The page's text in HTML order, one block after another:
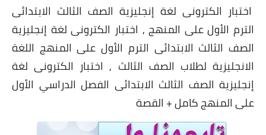
اختبار الكترونى لغة إنجليزية الصف الثالث الابتدائى
الترم الأول على المنهج , اختبار الكترونى لغة إنجليزية
الصف الثالث الابتدائى الترم الأول على المنهج اللغة
الانجليزية لطلاب الصف الثالث , اختبار الكترونى لغة
إنجليزية الصف الثالث الابتدائى الفصل الدراسي الأول
على المنهج كامل + القصة